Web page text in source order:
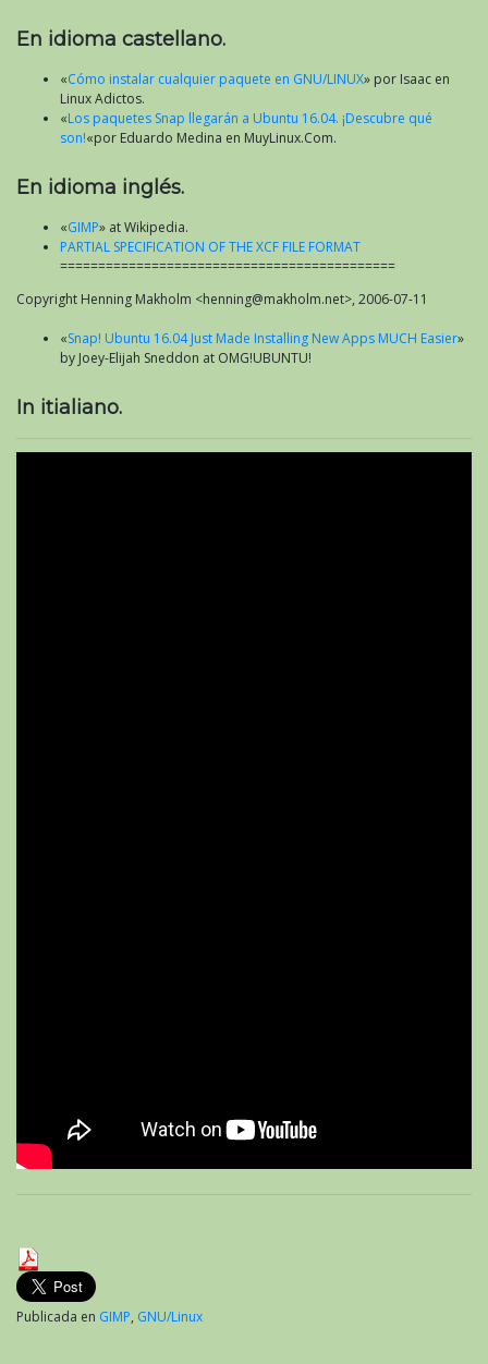
En idioma castellano.
«Cómo instalar cualquier paquete en GNU/LINUX» por Isaac en
Linux Adictos.
«Los paquetes Snap llegarán a Ubuntu 16.04. ¡Descubre qué
son!«por Eduardo Medina en MuyLinux.Com.
En idioma inglés.
«GIMP» at Wikipedia.
PARTIAL SPECIFICATION OF THE XCF FILE FORMAT
============================================
Copyright Henning Makholm <henning@makholm.net>, 2006-07-11
«Snap! Ubuntu 16.04 Just Made Installing New Apps MUCH Easier»
by Joey-Elijah Sneddon at OMG!UBUNTU!
In itialiano.
Publicada en GIMP, GNU/Linux